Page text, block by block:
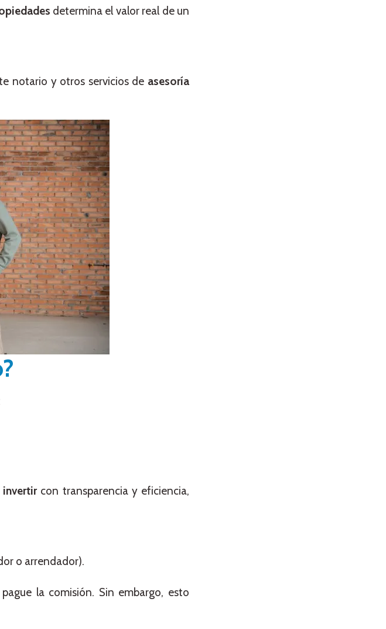
determina el valor real de un
notario y otros servicios de asesoría
invertircon transparencia y eficiencia,
o arrendador).
la comisión. Sin embargo, esto